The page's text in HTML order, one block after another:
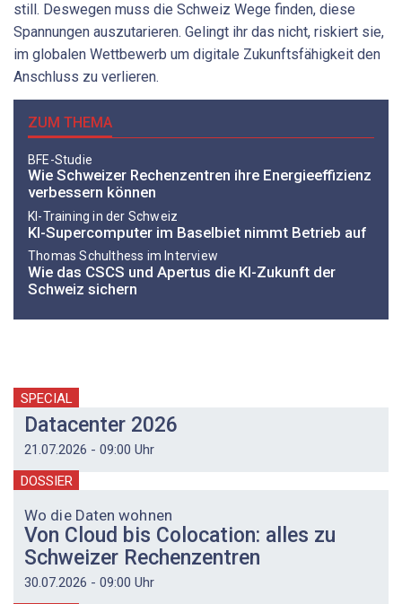
still. Deswegen muss die Schweiz Wege finden, diese
Spannungen auszutarieren. Gelingt ihr das nicht, riskiert sie,
im globalen Wettbewerb um digitale Zukunftsfähigkeit den
Anschluss zu verlieren.
ZUM THEMA
BFE-Studie
Wie Schweizer Rechenzentren ihre Energieeffizienz
verbessern können
KI-Training in der Schweiz
KI-Supercomputer im Baselbiet nimmt Betrieb auf
Thomas Schulthess im Interview
Wie das CSCS und Apertus die KI-Zukunft der
Schweiz sichern
SPECIAL
Datacenter 2026
21.07.2026 - 09:00 Uhr
DOSSIER
Wo die Daten wohnen
Von Cloud bis Colocation: alles zu
Schweizer Rechenzentren
30.07.2026 - 09:00 Uhr